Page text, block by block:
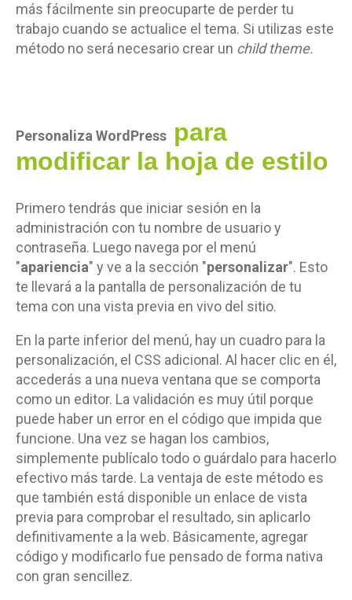
más fácilmente sin preocuparte de perder tu
trabajo cuando se actualice el tema. Si utilizas este
método no será necesario crear un child theme.
Personaliza WordPress para
modificar la hoja de estilo
Primero tendrás que iniciar sesión en la
administración con tu nombre de usuario y
contraseña. Luego navega por el menú
"apariencia" y ve a la sección "personalizar". Esto
te llevará a la pantalla de personalización de tu
tema con una vista previa en vivo del sitio.
En la parte inferior del menú, hay un cuadro para la
personalización, el CSS adicional. Al hacer clic en él,
accederás a una nueva ventana que se comporta
como un editor. La validación es muy útil porque
puede haber un error en el código que impida que
funcione. Una vez se hagan los cambios,
simplemente publícalo todo o guárdalo para hacerlo
efectivo más tarde. La ventaja de este método es
que también está disponible un enlace de vista
previa para comprobar el resultado, sin aplicarlo
definitivamente a la web. Básicamente, agregar
código y modificarlo fue pensado de forma nativa
con gran sencillez.